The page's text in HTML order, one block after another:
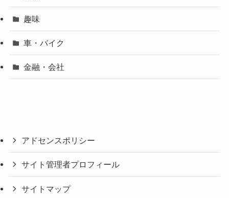
趣味
車・バイク
金融・会社
アドセンスポリシー
サイト管理者プロフィール
サイトマップ